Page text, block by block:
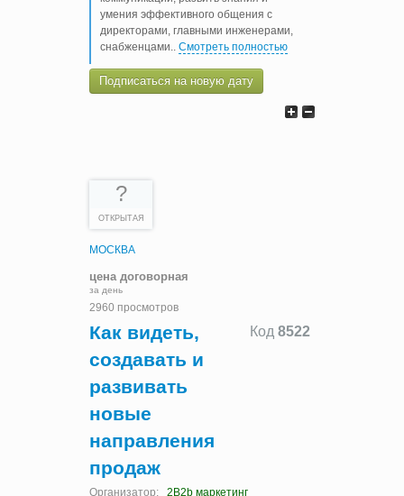
умения эффективного общения с
директорами, главными инженерами,
снабженцами.. Смотреть полностью
Подписаться на новую дату
?
ОТКРЫТАЯ
МОСКВА
цена договорная
за день
2960 просмотров
Код 8522
Как видеть,
создавать и
развивать
новые
направления
продаж
Организатор: 2B2b маркетинг